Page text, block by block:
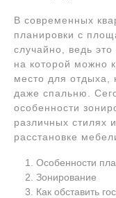
В современных
планировки с
случайно, ведь
на которой можно
место для отдыха,
даже спальню.
особенности
различных стилях
расстановке
Особенности
Зонирование
Как обставить